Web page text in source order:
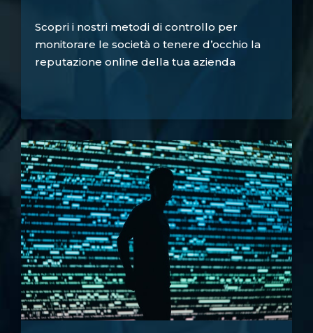
Scopri i nostri metodi di controllo per
monitorare le società o tenere d’occhio la
reputazione online della tua azienda